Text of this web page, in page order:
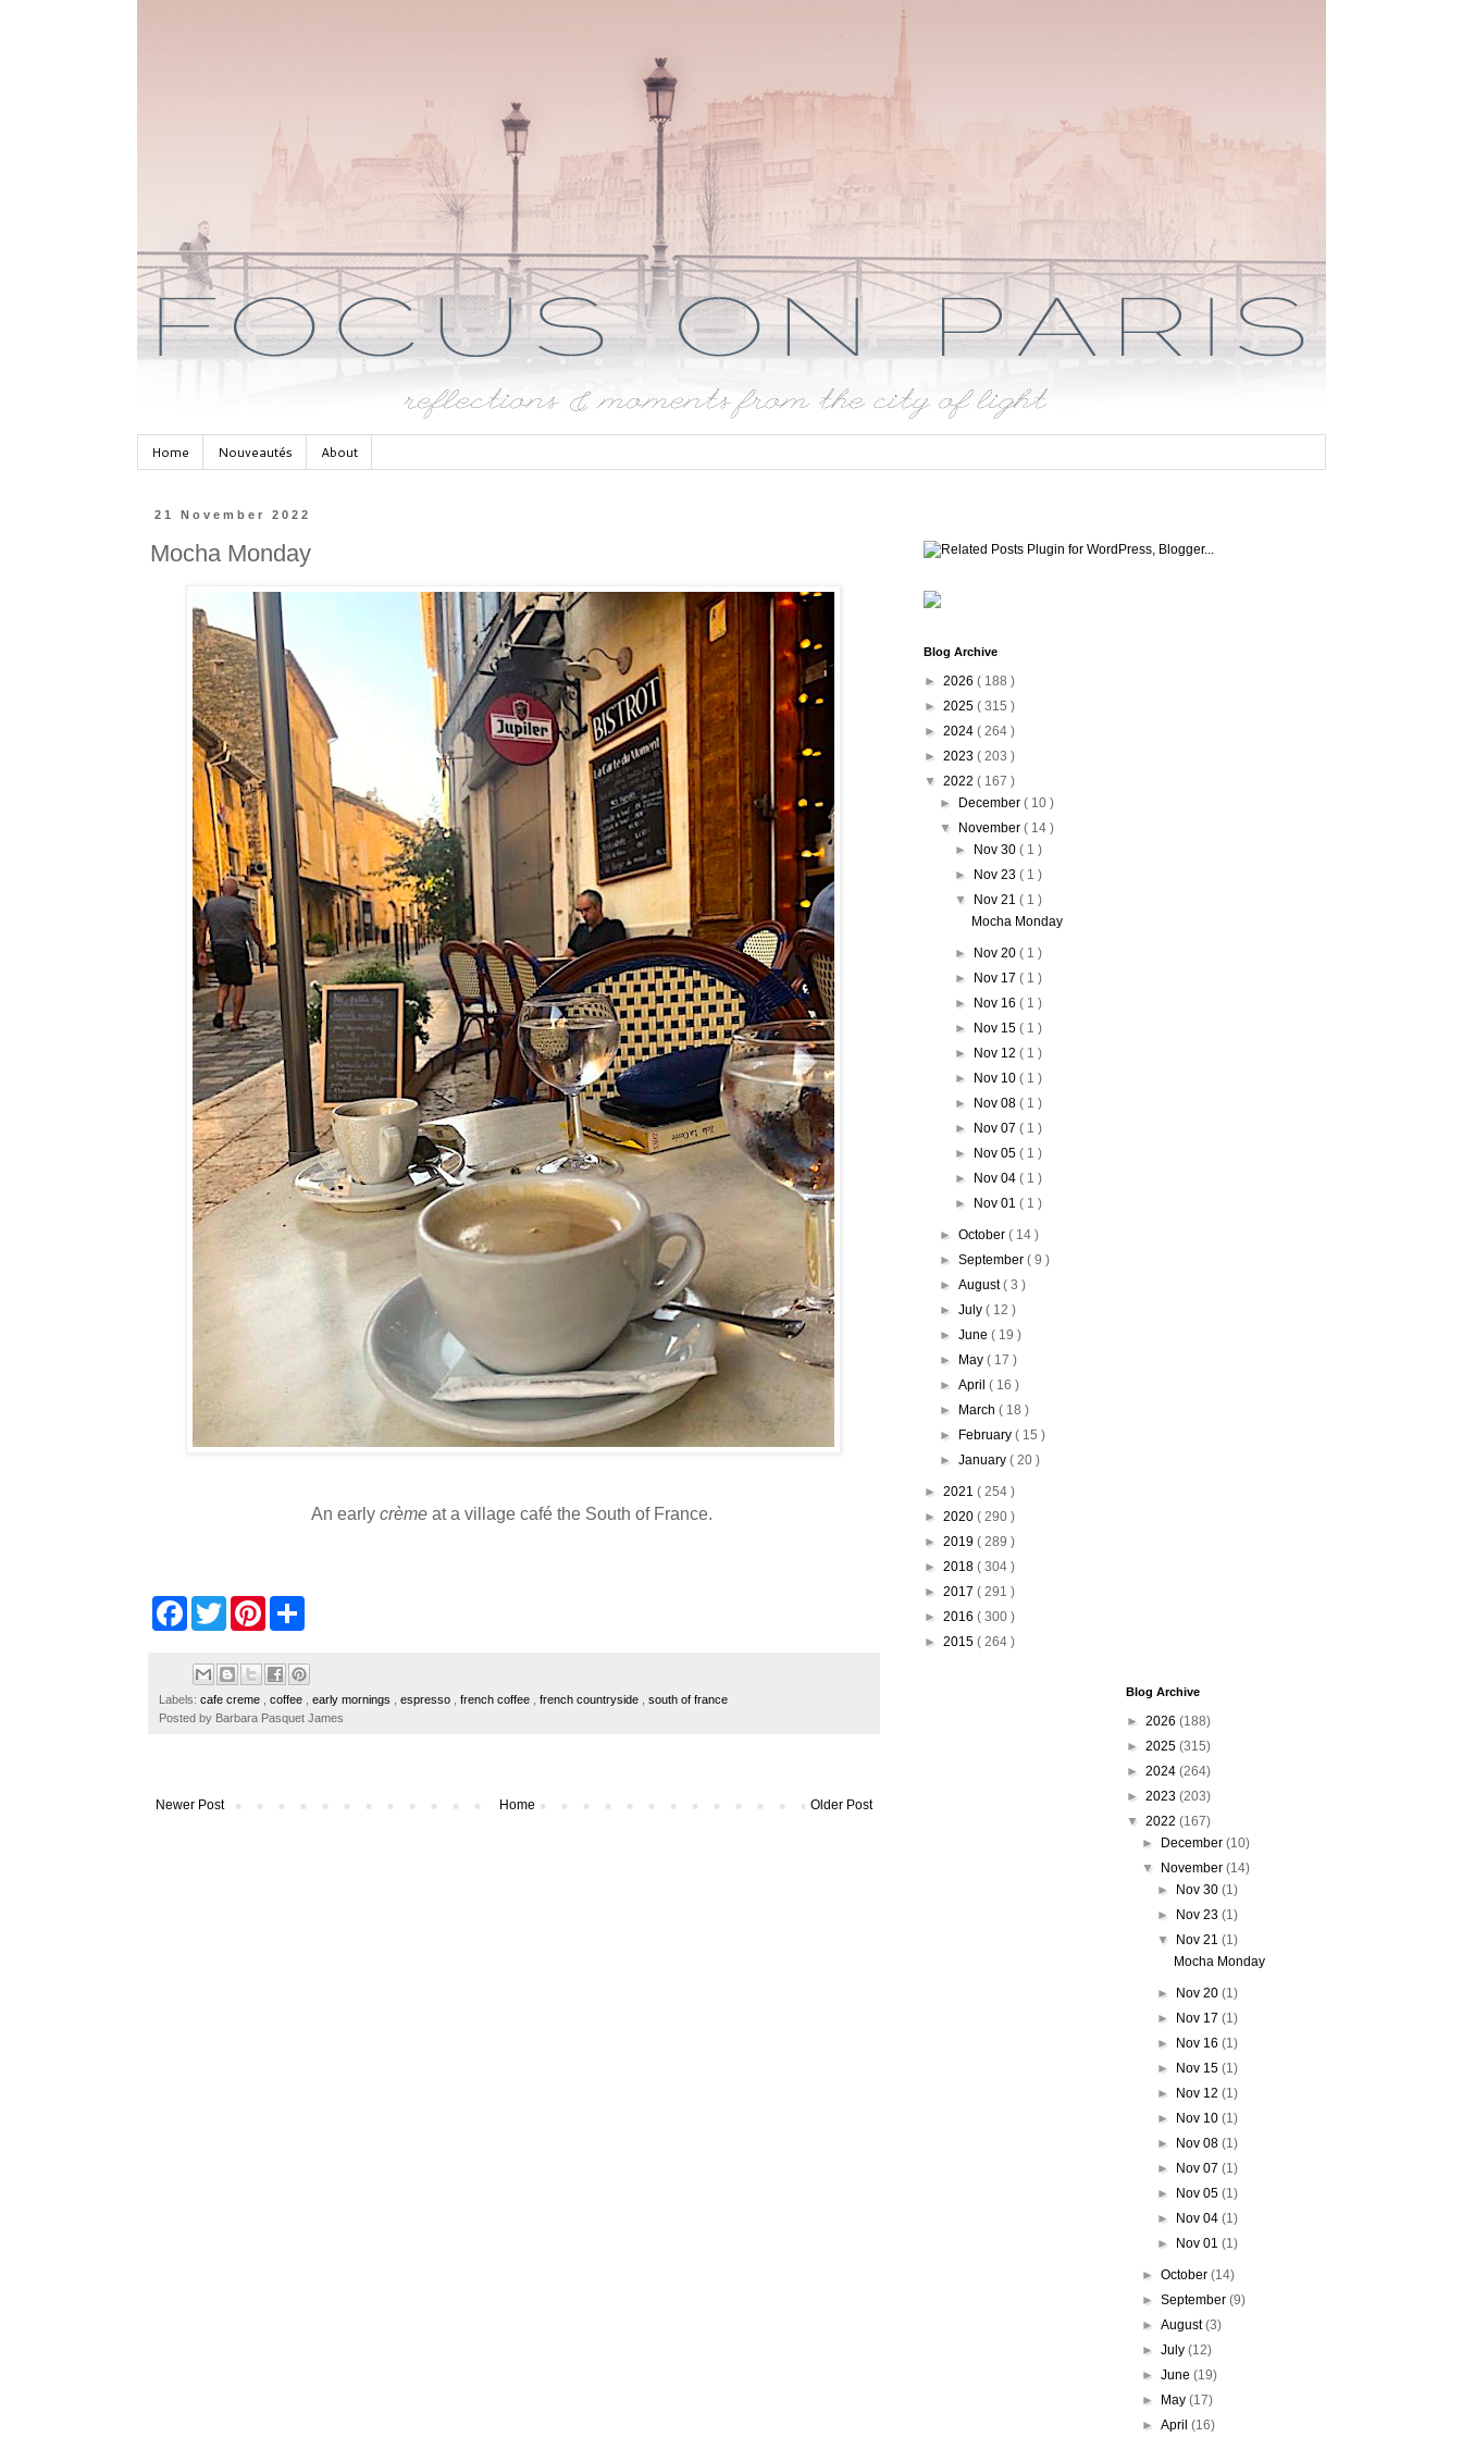
Home Nouveautés About
21 November 2022
Mocha Monday
An early crèmeat a village café the South of France.
o
k
w
t
e
s
e
Labels: cafe creme , coffee , early mornings , espresso , french coffee , french countryside , south of france
Posted by Barbara Pasquet James
Newer Post Older Post
Home
Blog Archive
► 2026 ( 188 )
► 2025 ( 315 )
► 2024 ( 264 )
► 2023 ( 203 )
▼ 2022 ( 167 )
►
December ( 10 )
▼
November ( 14 )
►
Nov 30( 1 )
►
Nov 23( 1 )
▼
Nov 21( 1 )
Mocha Monday
► Nov 20( 1 )
►
Nov 17( 1 )
►
Nov 16( 1 )
►
Nov 15( 1 )
►
Nov 12( 1 )
►
Nov 10( 1 )
►
Nov 08( 1 )
►
Nov 07( 1 )
►
Nov 05( 1 )
►
Nov 04( 1 )
►
Nov 01( 1 )
► October ( 14 )
► September ( 9 )
► August( 3 )
► July ( 12 )
► June ( 19 )
►
May ( 17 )
► April ( 16 )
►
March ( 18 )
►
February ( 15 )
► January ( 20 )
► 2021 ( 254 )
► 2020 ( 290 )
► 2019 ( 289 )
► 2018 ( 304 )
► 2017 ( 291 )
► 2016 ( 300 )
► 2015 ( 264 )
Blog Archive
► 2026 (188)
► 2025 (315)
► 2024 (264)
► 2023 (203)
▼ 2022 (167)
►
December (10)
▼
November (14)
►
Nov 30(1)
►
Nov 23(1)
▼
Nov 21(1)
Mocha Monday
► Nov 20(1)
►
Nov 17(1)
►
Nov 16(1)
►
Nov 15(1)
►
Nov 12(1)
►
Nov 10(1)
►
Nov 08(1)
►
Nov 07(1)
►
Nov 05(1)
►
Nov 04(1)
►
Nov 01(1)
► October (14)
► September (9)
► August(3)
► July (12)
► June (19)
►
May (17)
► April (16)